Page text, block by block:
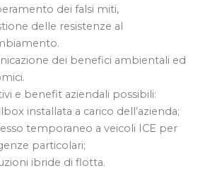
dei falsi miti,
delle resistenze al
dei benefici ambientali ed
e benefit aziendali possibili:
installata a carico dell’azienda;
temporaneo a veicoli ICE per
particolari;
ibride di flotta.